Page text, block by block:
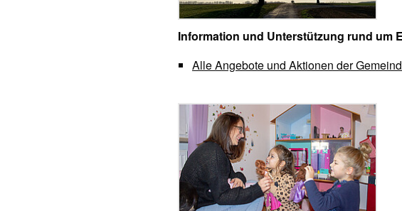
Information und Unterstützung rund um
Alle Angebote und Aktionen der